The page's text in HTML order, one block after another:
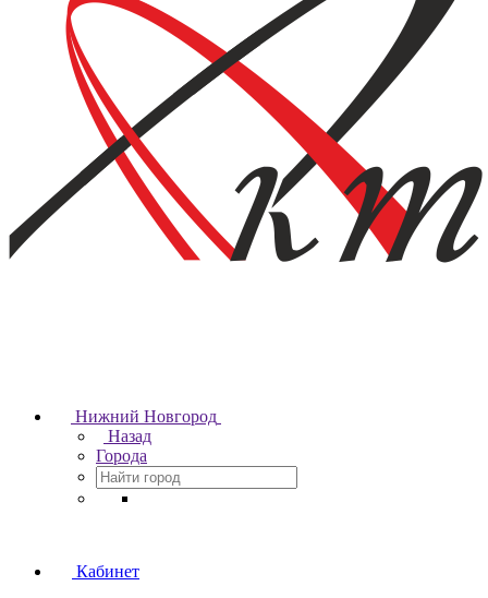
Нижний Новгород
Назад
Города
Кабинет